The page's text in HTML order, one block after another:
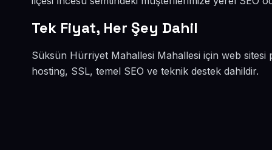
Tek Fiyat, Her Şey Dahil
Süksün Hürriyet Mahallesi Mahallesi için web sitesi
hosting, SSL, temel SEO ve teknik destek dahildir.